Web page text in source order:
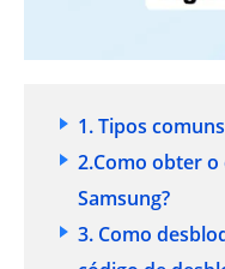
1. Tipos
2.Como obter
Samsung?
3. Como